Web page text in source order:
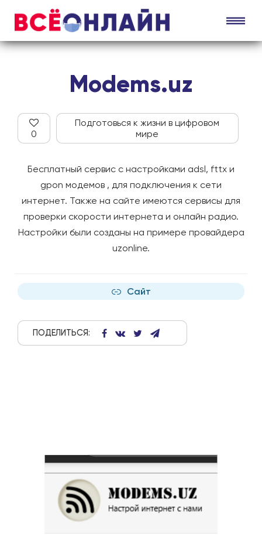
Modems.uz
0
Подготовься к жизни в цифровом
мире
Бесплатный сервис с настройками adsl, fttx и
gpon модемов , для подключения к сети
интернет. Также на сайте имеются сервисы для
проверки скорости интернета и онлайн радио.
Настройки были созданы на примере провайдера
uzonline.
Сайт
ПОДЕЛИТЬСЯ: